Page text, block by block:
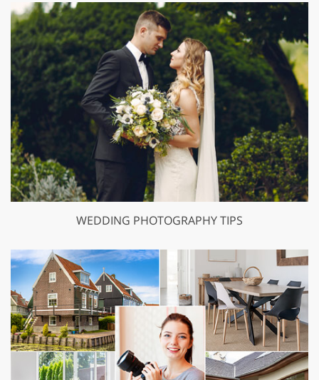
WEDDING PHOTOGRAPHY TIPS